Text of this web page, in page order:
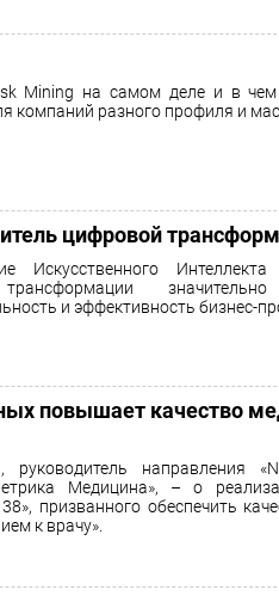
Mining на самом деле и в чем
компаний разного профиля и
цифровой
Искусственного
и эффективность бизнес-
повышает качество
руководитель направления
Медицина», – о
призванного обеспечить
к врачу».